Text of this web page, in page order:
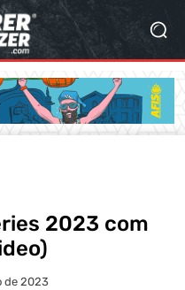
2023 com
de 2023